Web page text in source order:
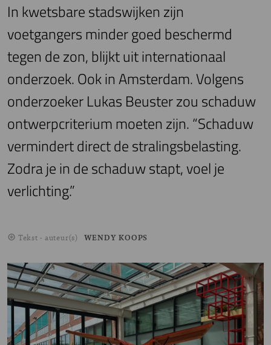
In kwetsbare stadswijken zijn
voetgangers minder goed beschermd
tegen de zon, blijkt uit internationaal
onderzoek. Ook in Amsterdam. Volgens
onderzoeker Lukas Beuster zou schaduw
ontwerpcriterium moeten zijn. “Schaduw
vermindert direct de stralingsbelasting.
Zodra je in de schaduw stapt, voel je
verlichting.”
Tekst - auteur(s) WENDY KOOPS
Image